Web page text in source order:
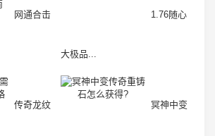
网通合击 1.76随心
大极品...
传奇龙纹 冥神中变